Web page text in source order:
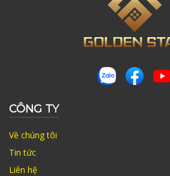
CÔNG TY
Về chúng tôi
Tin tức
Liên hệ